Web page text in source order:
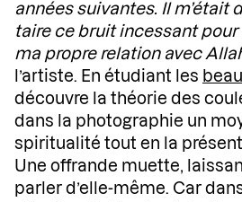
années suivantes. Il m’était
taire ce bruit incessant
ma propre relation avec
l’artiste. En étudiant les
découvre la théorie des
dans la photographie un
spiritualité tout en la
Une offrande muette,
parler d’elle-même. Car